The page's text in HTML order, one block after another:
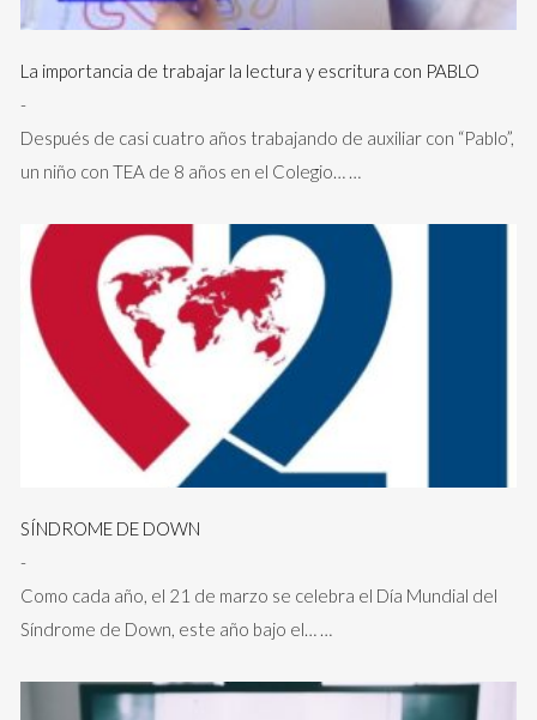
La importancia de trabajar la lectura y escritura con PABLO
-
Después de casi cuatro años trabajando de auxiliar con “Pablo”,
un niño con TEA de 8 años en el Colegio… …
SÍNDROME DE DOWN
-
Como cada año, el 21 de marzo se celebra el Día Mundial del
Síndrome de Down, este año bajo el… …